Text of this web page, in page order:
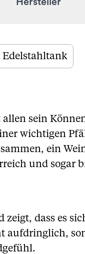
Hersteller
Edelstahltank
sein
wichtigen
ein
und sogar
dass es
aufdringlich,